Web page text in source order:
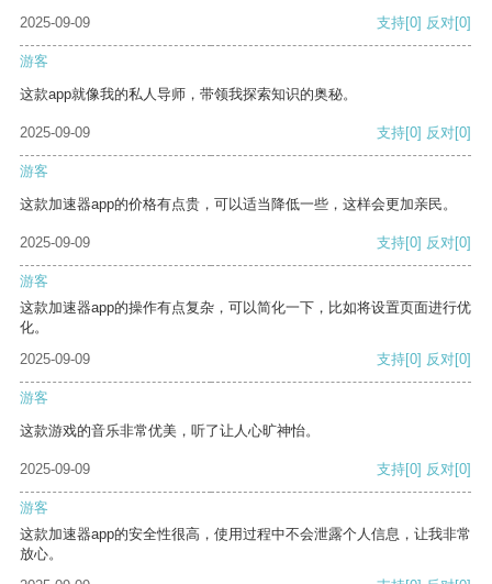
2025-09-09 支持[0] 反对[0]
游客
这款app就像我的私人导师，带领我探索知识的奥秘。
2025-09-09 支持[0] 反对[0]
游客
这款加速器app的价格有点贵，可以适当降低一些，这样会更加亲民。
2025-09-09 支持[0] 反对[0]
游客
这款加速器app的操作有点复杂，可以简化一下，比如将设置页面进行优
化。
2025-09-09
支持[0] 反对[0]
游客
这款游戏的音乐非常优美，听了让人心旷神怡。
2025-09-09 支持[0] 反对[0]
游客
这款加速器app的安全性很高，使用过程中不会泄露个人信息，让我非常
放心。